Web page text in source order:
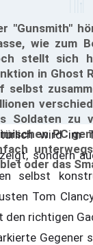
"Gunsmith"
wie zum
stellt sich
in Ghost
selbst
Soldaten zu
PC
oder das
wird im
sondern
selbst
Tom
den richtigen
Gegener